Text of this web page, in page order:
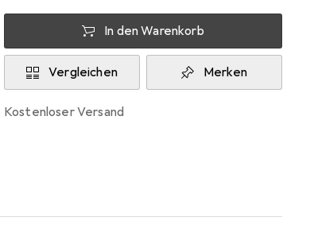
In den Warenkorb
Vergleichen Merken
kostenloser Versand